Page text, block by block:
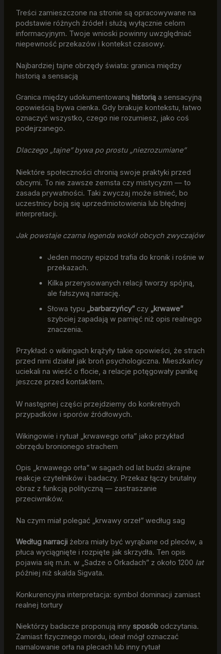
Treści zamieszczone na stronie są opracowywane na
podstawie różnych źródeł i służą wyłącznie celom
informacyjnym. Twoje wnioski powinny uwzględniać
niepewność przekazów i kontekst czasowy.
Najbardziej tajne obrzędy świata: granica między
historią a sensacją
Granica między udokumentowaną historiąa sensacyjną
opowieścią bywa cienka. Gdy brakuje kontekstu, łatwo
oznaczyć wszystko, czego nie rozumiesz, jako coś
podejrzanego.
Dlaczego „tajne” bywa po prostu „niezrozumiane”
Niektóre społeczności chronią swoje praktyki przed
obcymi. To nie zawsze zemsta czy mistycyzm — to
zasada prywatności. Taki zwyczaj może istnieć, bo
uczestnicy boją się uprzedmiotowienia lub błędnej
interpretacji.
Jak powstaje czarna legenda wokół obcych zwyczajów
Jeden mocny epizod trafia do kronik i rośnie w
przekazach.
Kilka przerysowanych relacji tworzy spójną,
ale fałszywą narrację.
Słowa typu „barbarzyńcy”czy „krwawe”
szybciej zapadają w pamięć niż opis realnego
znaczenia.
Przykład: o wikingach krążyły takie opowieści, że strach
przed nimi działał jak broń psychologiczna. Mieszkańcy
uciekali na wieść o flocie, a relacje potęgowały panikę
jeszcze przed kontaktem.
W następnej części przejdziemy do konkretnych
przypadków i sporów źródłowych.
Wikingowie i rytuał „krwawego orła” jako przykład
obrzędu bronionego strachem
Opis „krwawego orła” w sagach od lat budzi skrajne
reakcje czytelników i badaczy. Przekaz łączy brutalny
obraz z funkcją polityczną — zastraszanie
przeciwników.
Na czym miał polegać „krwawy orzeł” według sag
Według narracjiżebra miały być wyrąbane od pleców, a
płuca wyciągnięte i rozpięte jak skrzydła. Ten opis
pojawia się m.in. w „Sadze o Orkadach” z około 1200 lat
później niż skalda Sigvata.
Konkurencyjna interpretacja: symbol dominacji zamiast
realnej tortury
Niektórzy badacze proponują inny sposóbodczytania.
Zamiast fizycznego mordu, ideał mógł oznaczać
namalowanie orła na plecach lub inny rytuał